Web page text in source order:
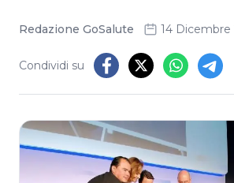
Redazione GoSalute 14 Dicembre
Condividi su